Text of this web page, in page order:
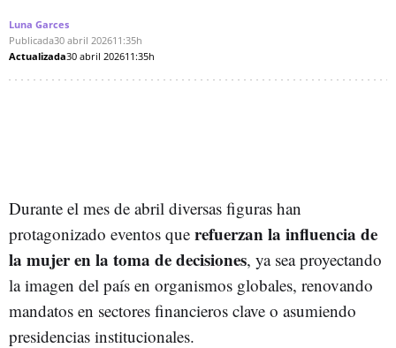
Luna Garces
Publicada30 abril 202611:35h
Actualizada30 abril 202611:35h
Durante el mes de abril diversas figuras han
protagonizado eventos que refuerzan la influencia de
la mujer en la toma de decisiones, ya sea proyectando
la imagen del país en organismos globales, renovando
mandatos en sectores financieros clave o asumiendo
presidencias institucionales.